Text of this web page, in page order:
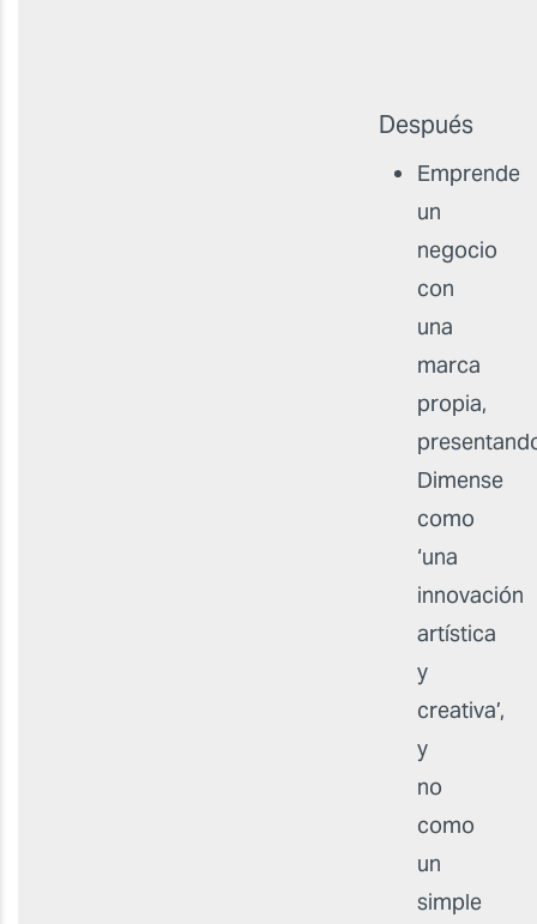
Después
Emprende
un
negocio
con
una
marca
propia,
Dimense
como
‘una
innovación
artística
y
creativa’,
y
no
como
un
simple